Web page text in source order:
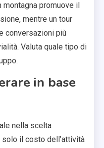
montagna promuove il
mentre un tour
conversazioni più
Valuta quale tipo di
in base
nella scelta
solo il costo dell’attività